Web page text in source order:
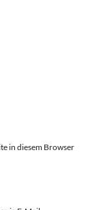
in diesem Browser